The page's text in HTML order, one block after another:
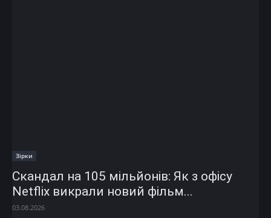
Зірки
Скандал на 105 мільйонів: Як з офісу
Netflix викрали новий фільм...
03.08.2026